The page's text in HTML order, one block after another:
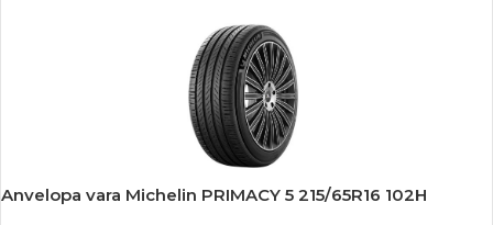
-15%
Anvelopa vara Michelin PRIMACY 5 215/65R16 102H